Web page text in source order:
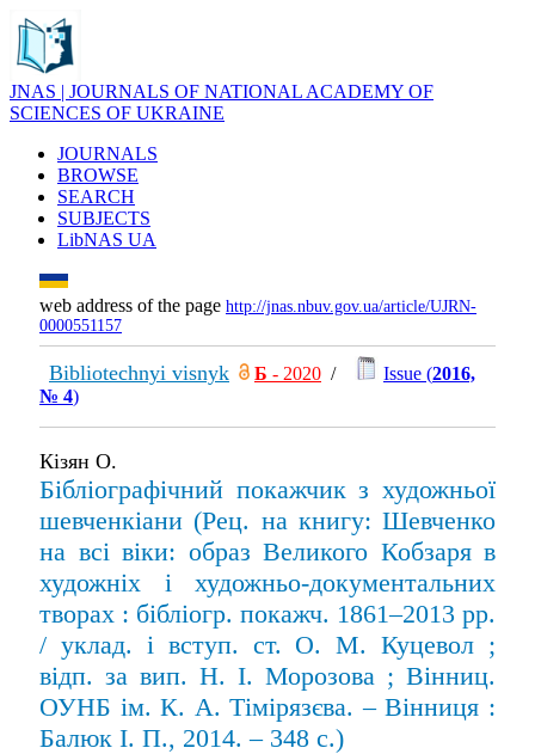
JNAS | JOURNALS OF NATIONAL ACADEMY OF
SCIENCES OF UKRAINE
JOURNALS
BROWSE
SEARCH
SUBJECTS
LibNAS UA
web address of the page http://jnas.nbuv.gov.ua/article/UJRN-
0000551157
Bibliotechnyi visnyk Б - 2020 / Issue (2016,
№ 4)
Кізян О.
Бібліографічний покажчик з художньої
шевченкіани (Рец. на книгу: Шевченко
на всі віки: образ Великого Кобзаря в
художніх і художньо-документальних
творах : бібліогр. покажч. 1861–2013 рр.
/ уклад. і вступ. ст. О. М. Куцевол ;
відп. за вип. Н. І. Морозова ; Вінниц.
ОУНБ ім. К. А. Тімірязєва. – Вінниця :
Балюк І. П., 2014. – 348 с.)